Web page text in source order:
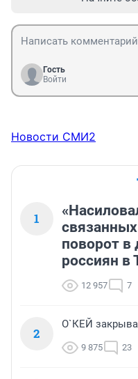
Гость
Войти
Новости СМИ2
1
поворот в
россиян в
12 957 7
2
О`КЕЙ
9 875 23